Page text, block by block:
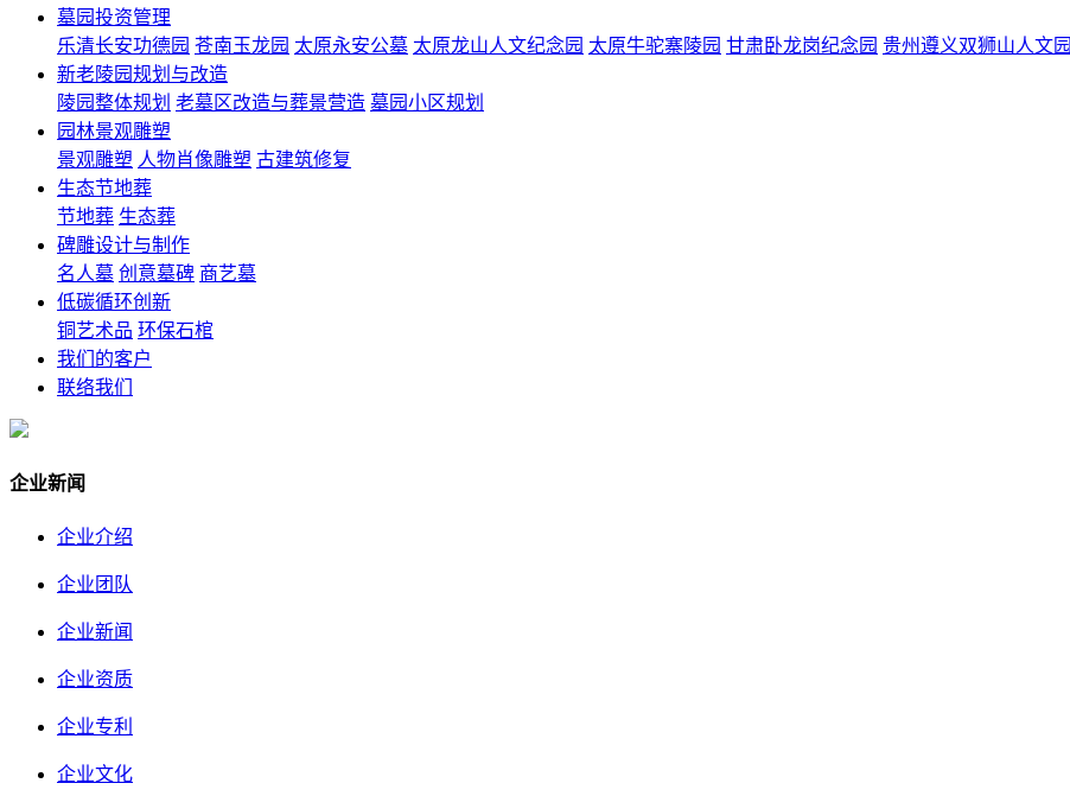
墓园投资管理
乐清长安功德园 苍南玉龙园 太原永安公墓 太原龙山人文纪念园 太原牛驼寨陵园 甘肃卧龙岗纪念园 贵州遵义双狮山人文园
新老陵园规划与改造
陵园整体规划 老墓区改造与葬景营造 墓园小区规划
园林景观雕塑
景观雕塑 人物肖像雕塑 古建筑修复
生态节地葬
节地葬 生态葬
碑雕设计与制作
名人墓 创意墓碑 商艺墓
低碳循环创新
铜艺术品 环保石棺
我们的客户
联络我们
企业新闻
企业介绍
企业团队
企业新闻
企业资质
企业专利
企业文化